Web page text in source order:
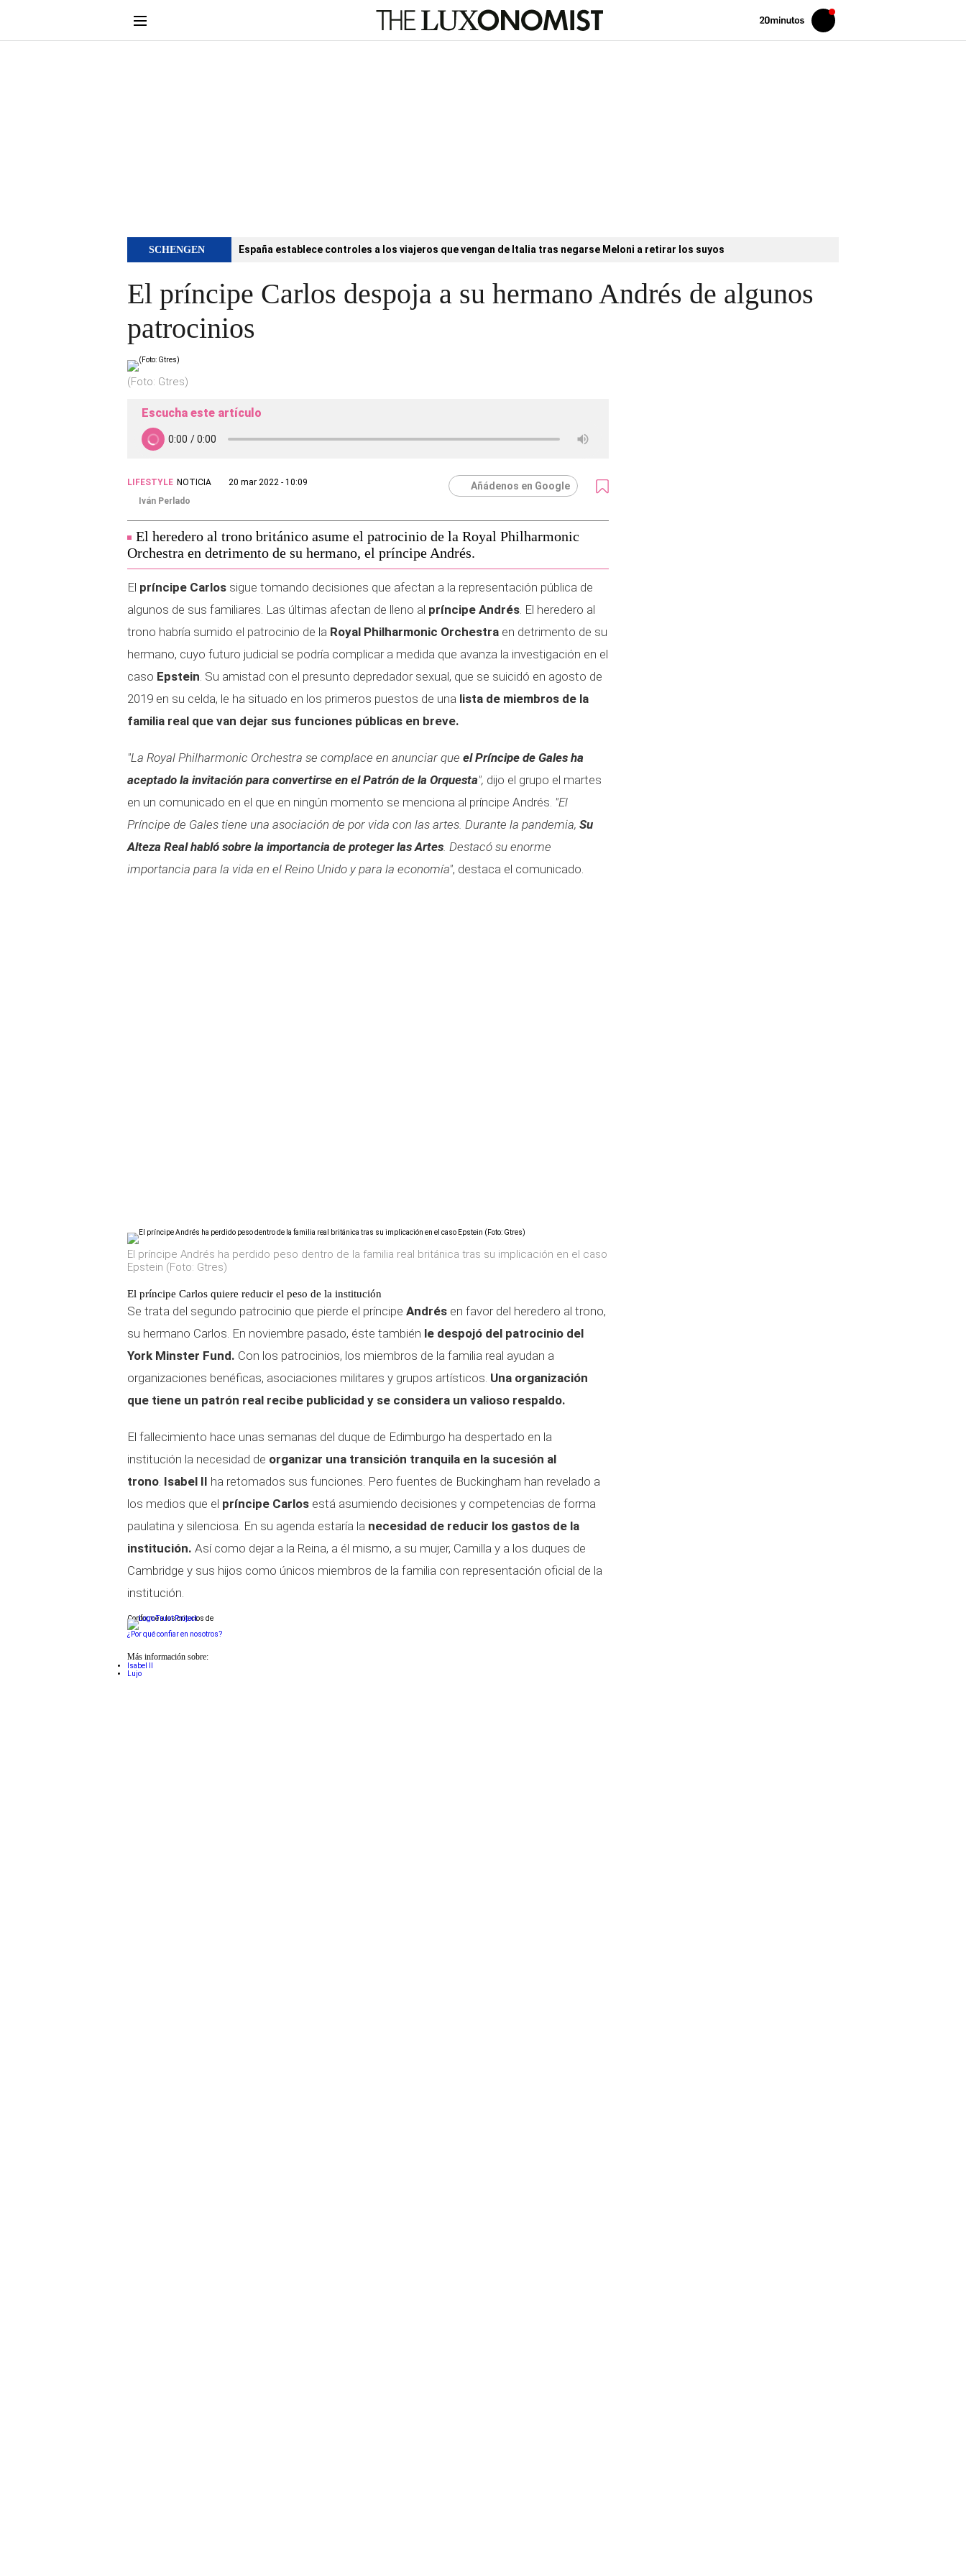
Volver
Iniciar
sesión
SCHENGEN España establece controles a los viajeros que vengan de Italia tras negarse Meloni a retirar los suyos
El príncipe Carlos despoja a su hermano Andrés de algunos
patrocinios
(Foto: Gtres)
Escucha este artículo
LIFESTYLE NOTICIA
20 mar 2022 - 10:09
Iván Perlado
Añádenos en Google
El heredero al trono británico asume el patrocinio de la Royal Philharmonic
Orchestra en detrimento de su hermano, el príncipe Andrés.
El príncipe Carlos sigue tomando decisiones que afectan a la representación pública de
algunos de sus familiares. Las últimas afectan de lleno al príncipe Andrés. El heredero al
trono habría sumido el patrocinio de la Royal Philharmonic Orchestra en detrimento de su
hermano, cuyo futuro judicial se podría complicar a medida que avanza la investigación en el
caso Epstein. Su amistad con el presunto depredador sexual, que se suicidó en agosto de
2019 en su celda, le ha situado en los primeros puestos de una lista de miembros de la
familia real que van dejar sus funciones públicas en breve.
"La Royal Philharmonic Orchestra se complace en anunciar que el Príncipe de Gales ha
aceptado la invitación para convertirse en el Patrón de la Orquesta", dijo el grupo el martes
en un comunicado en el que en ningún momento se menciona al príncipe Andrés. "El
Príncipe de Gales tiene una asociación de por vida con las artes. Durante la pandemia, Su
Alteza Real habló sobre la importancia de proteger las Artes. Destacó su enorme
importancia para la vida en el Reino Unido y para la economía", destaca el comunicado.
El príncipe Andrés ha perdido peso dentro de la familia real británica tras su implicación en el caso
Epstein (Foto: Gtres)
El príncipe Carlos quiere reducir el peso de la institución
Se trata del segundo patrocinio que pierde el príncipe Andrés en favor del heredero al trono,
su hermano Carlos. En noviembre pasado, éste también le despojó del patrocinio del
York Minster Fund. Con los patrocinios, los miembros de la familia real ayudan a
organizaciones benéficas, asociaciones militares y grupos artísticos. Una organización
que tiene un patrón real recibe publicidad y se considera un valioso respaldo.
El fallecimiento hace unas semanas del duque de Edimburgo ha despertado en la
institución la necesidad de organizar una transición tranquila en la sucesión al
trono. Isabel II ha retomados sus funciones. Pero fuentes de Buckingham han revelado a
los medios que el príncipe Carlos está asumiendo decisiones y competencias de forma
paulatina y silenciosa. En su agenda estaría la necesidad de reducir los gastos de la
institución. Así como dejar a la Reina, a él mismo, a su mujer, Camilla y a los duques de
Cambridge y sus hijos como únicos miembros de la familia con representación oficial de la
institución.
Conforme a los criterios de
¿Por qué confiar en nosotros?
Más información sobre:
Isabel II
Lujo